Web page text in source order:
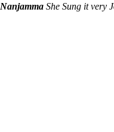
Nanjamma She Sung it very